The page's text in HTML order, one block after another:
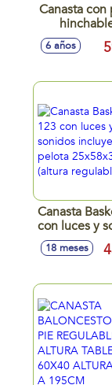
Canasta con
diámetro
6 años
Canasta
con luces y
incluye
18 meses